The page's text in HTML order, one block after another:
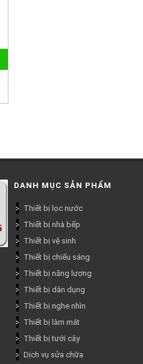
DANH MỤC SẢN PHẨM
Thiết bị lọc nước
Thiết bị nhà bếp
Thiết bị vệ sinh
Thiết bị chiếu sáng
Thiết bị năng lượng
Thiết bị dân dụng
Thiết bị nghe nhìn
Thiết bị làm mát
Thiết bị tưới cây
Dịch vụ sửa chữa